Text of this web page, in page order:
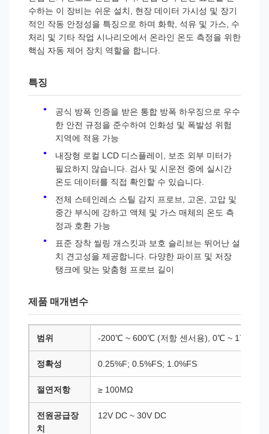
수하는 이 장비는 쉬운 설치, 현장 데이터 가시성 및 장기
적인 작동 안정성을 특징으로 하며 화학, 석유 및 가스, 수
처리 및 기타 작업 시나리오에서 온라인 온도 측정을 위한
핵심 자동 제어 장치 역할을 합니다.
특징
공식 방폭 인증을 받은 통합 방폭 하우징으로 우수
한 안전 규정을 준수하여 인화성 및 폭발성 위험
지역에 적용 가능
내장형 로컬 LCD 디스플레이, 보조 외부 미터가
필요하지 않습니다. 검사 및 시운전 중에 실시간
온도 데이터를 직접 확인할 수 있습니다.
전체 스테인레스 스틸 감지 프로브, 고온, 고압 및
중간 부식에 강하고 액체 및 가스 매체의 온도 측
정과 호환 가능
표준 장착 씰링 개스킷과 보호 슬리브는 뛰어난 설
치 견고성을 제공합니다. 다양한 파이프 및 저장
탱크에 맞는 맞춤형 프로브 길이
제품 매개변수
범위 -200℃ ~ 600℃ (저항 센서용), 0℃ ~ 1700℃ (
정확성 0.25%F; 0.5%FS; 1.0%FS
절연저항 ≥ 100MΩ
전원공급장
치
12V DC ~ 30V DC